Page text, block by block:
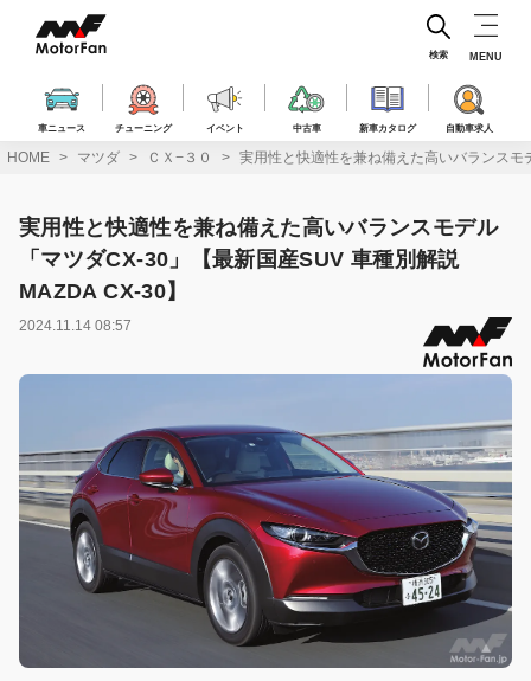
ス
車ニュース チューニング イベント 中古車 新車カタログ 自動車求人
検索 MENU
HOME マツダ ＣＸ−３０ 実用性と快適性を兼ね備えた高いバランス
実用性と快適性を兼ね備えた高いバランスモデル
「マツダCX-30」【最新国産SUV 車種別解説
MAZDA CX-30】
2024.11.14 08:57